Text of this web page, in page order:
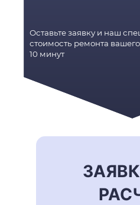
Оставьте заявку и наш
стоимость ремонта
10 минут